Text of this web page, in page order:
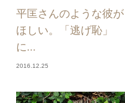
平匡さんのような彼が
ほしい。「逃げ恥」
に...
2016.12.25